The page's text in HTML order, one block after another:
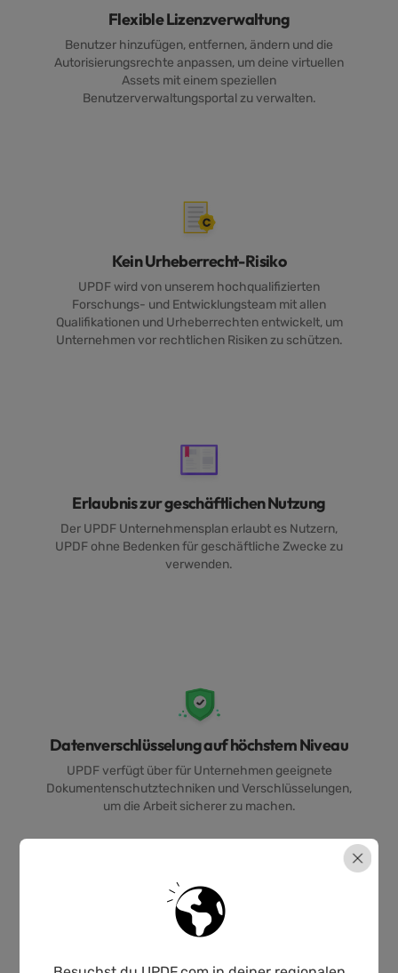
Flexible Lizenzverwaltung
Benutzer hinzufügen, entfernen, ändern und die
Autorisierungsrechte anpassen, um deine virtuellen
Assets mit einem speziellen
Benutzerverwaltungsportal zu verwalten.
Kein Urheberrecht-Risiko
UPDF wird von unserem hochqualifizierten
Forschungs- und Entwicklungsteam mit allen
Qualifikationen und Urheberrechten entwickelt, um
Unternehmen vor rechtlichen Risiken zu schützen.
Erlaubnis zur geschäftlichen Nutzung
Der UPDF Unternehmensplan erlaubt es Nutzern,
UPDF ohne Bedenken für geschäftliche Zwecke zu
verwenden.
Datenverschlüsselung auf höchstem Niveau
UPDF verfügt über für Unternehmen geeignete
Dokumentenschutztechniken und Verschlüsselungen,
um die Arbeit sicherer zu machen.